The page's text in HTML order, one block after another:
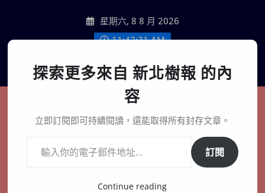
content
星期六, 8 8 月 2026
11:42:32 AM
聯絡我們
新北樹報
在地、記憶、連結、創生
探索更多來自 新北樹報 的內
容
立即訂閱即可持續閱讀，還能取得所有封存文章。
訂閱
Continue reading